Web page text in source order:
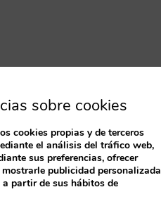
sobre cookies
cookies propias y de terceros
el análisis del tráfico web,
sus preferencias, ofrecer
publicidad personalizada
partir de sus hábitos de